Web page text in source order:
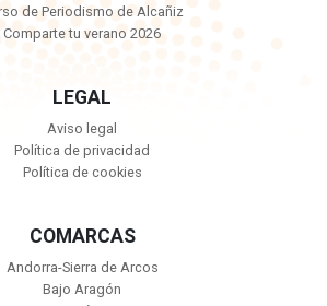
de Periodismo de Alcañiz
Comparte tu verano 2026
LEGAL
Aviso legal
Política de privacidad
Política de cookies
COMARCAS
Andorra-Sierra de Arcos
Bajo Aragón